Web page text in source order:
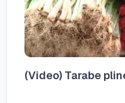
(Video) Tarabe